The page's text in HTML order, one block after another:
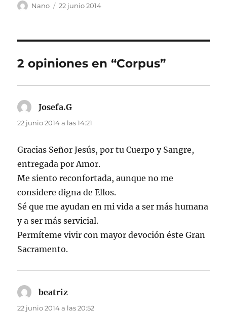
Autor
Nano
Publicado
22 junio 2014
2 opiniones en “Corpus”
Josefa.G
22 junio 2014 a las 14:21
Gracias Señor Jesús, por tu Cuerpo y Sangre,
entregada por Amor.
Me siento reconfortada, aunque no me
considere digna de Ellos.
Sé que me ayudan en mi vida a ser más humana
y a ser más servicial.
Permíteme vivir con mayor devoción éste Gran
Sacramento.
beatriz
22 junio 2014 a las 20:52